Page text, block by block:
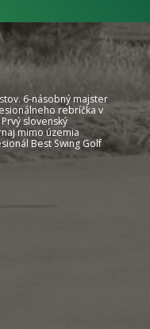
6-násobný majster
rebríčka v
slovenský
mimo územia
Best Swing Golf